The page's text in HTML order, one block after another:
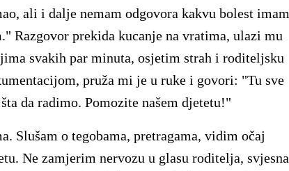
ali i dalje nemam odgovora kakvu bolest imam
Razgovor prekida kucanje na vratima, ulazi mu
svakih par minuta, osjetim strah i roditeljsku
pruža mi je u ruke i govori: "Tu sve
da radimo. Pomozite našem djetetu!"
Slušam o tegobama, pretragama, vidim očaj
Ne zamjerim nervozu u glasu roditelja, svjesna